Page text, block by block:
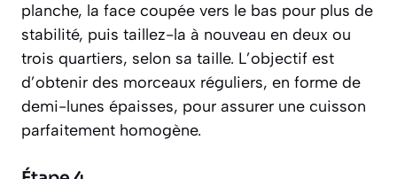
planche, la face coupée vers le bas pour plus de
stabilité, puis taillez-la à nouveau en deux ou
trois quartiers, selon sa taille. L’objectif est
d’obtenir des morceaux réguliers, en forme de
demi-lunes épaisses, pour assurer une cuisson
parfaitement homogène.